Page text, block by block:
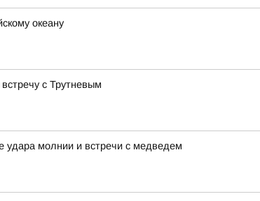
океану
с Трутневым
молнии и встречи с медведем